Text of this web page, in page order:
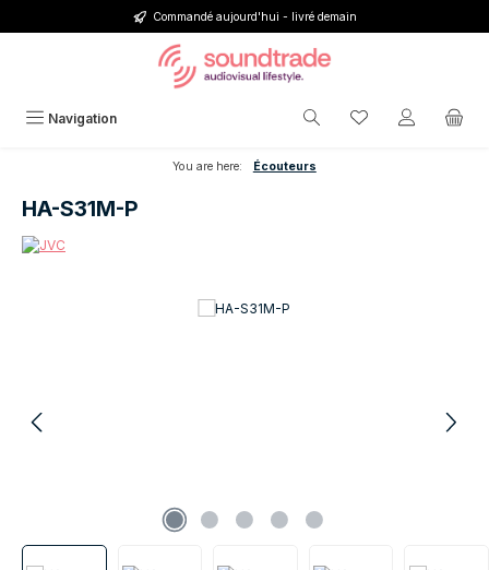
Passer au contenu principalCommandé aujourd'hui - livré demain
Navigation Vous avez 0
You are here: Écouteurs
HA-S31M-P